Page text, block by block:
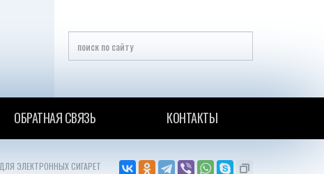
ОБРАТНАЯ СВЯЗЬ КОНТАКТЫ
ЭЛЕКТРОННЫХ СИГАРЕТ